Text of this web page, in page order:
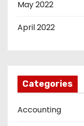
May 2022
April 2022
Categories
Accounting